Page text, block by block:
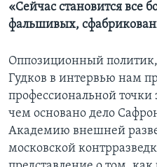
«Сейчас становится все
фальшивых,
Оппозиционный
Гудков в интервью нам
профессиональной
чем основано дело
Академию внешней
московской